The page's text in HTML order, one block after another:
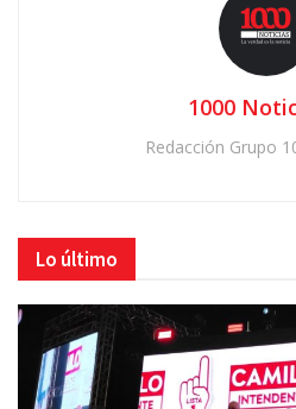
1000
Redacción Grupo
Lo último